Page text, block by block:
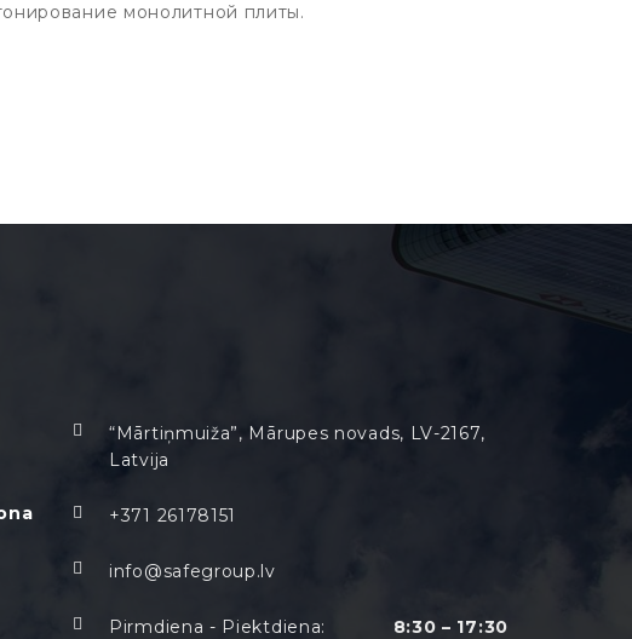
монолитной плиты.
“Mārtiņmuiža”, Mārupes novads, LV-2167,
Latvija
+371 26178151
info@safegroup.lv
Pirmdiena - Piektdiena: 8:30 – 17:30